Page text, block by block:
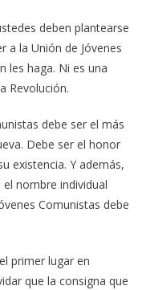
deben plantearse
a la Unión de Jóvenes
les haga. Ni es una
Revolución.
debe ser el más
Debe ser el honor
existencia. Y además,
nombre individual
Comunistas debe
primer lugar en
que la consigna que